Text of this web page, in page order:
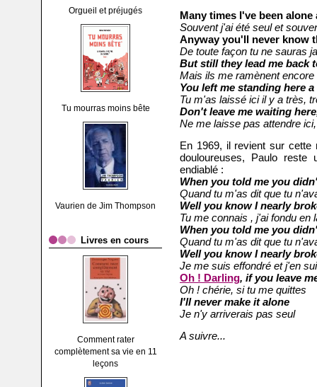
Orgueil et préjugés
Tu mourras moins bête
Vaurien de Jim Thompson
Livres en cours
Comment rater
complètement sa vie en 11
leçons
Many times I've been
Souvent j'ai été seul et
Anyway you'll never know
De toute façon tu ne sauras
But still they lead me back
Mais ils me ramènent
You left me standing here
Tu m'as laissé ici il y a très,
Don't leave me waiting
Ne me laisse pas attendre
En 1969, il revient sur cette
douloureuses, Paulo reste
endiablé :
When you told me you
Quand tu m'as dit que tu
Well you know I nearly
Tu me connais , j'ai fondu en
When you told me you
Quand tu m'as dit que tu
Well you know I nearly
Je me suis effondré et j'en
Oh ! Darling, if you leave
Oh ! chérie, si tu me quittes
I'll never make it alone
Je n'y arriverais pas seul
A suivre...